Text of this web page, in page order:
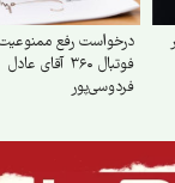
درخواست رفع ممنوعیت برنامه
فوتبال ۳۶۰ آقای عادل
فردوسی‌پور